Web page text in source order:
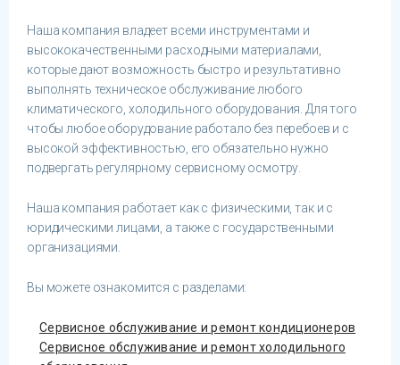
Наша компания владеет всеми инструментами и
высококачественными расходными материалами,
которые дают возможность быстро и результативно
выполнять техническое обслуживание любого
климатического, холодильного оборудования. Для того
чтобы любое оборудование работало без перебоев и с
высокой эффективностью, его обязательно нужно
подвергать регулярному сервисному осмотру.
Наша компания работает как с физическими, так и с
юридическими лицами, а также с государственными
организациями.
Вы можете ознакомится с разделами:
Сервисное обслуживание и ремонт кондиционеров
Сервисное обслуживание и ремонт холодильного